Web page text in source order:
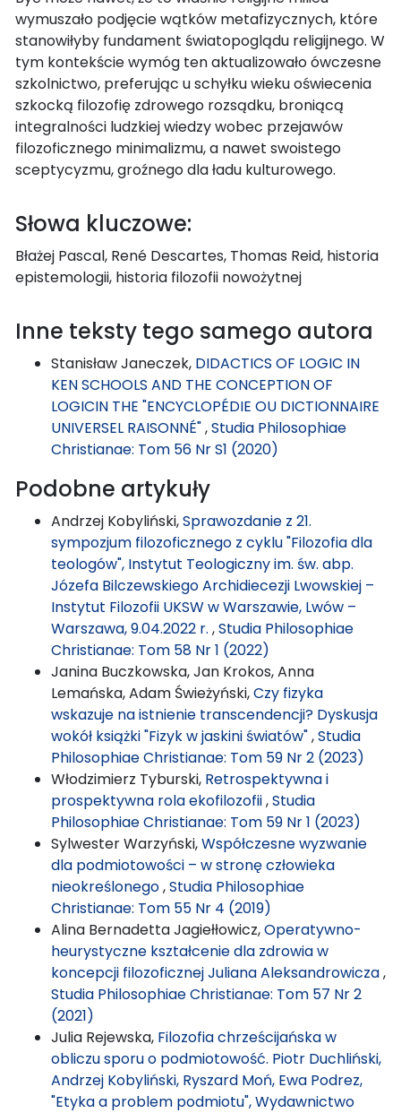
wymuszało podjęcie wątków metafizycznych, które
stanowiłyby fundament światopoglądu religijnego. W
tym kontekście wymóg ten aktualizowało ówczesne
szkolnictwo, preferując u schyłku wieku oświecenia
szkocką filozofię zdrowego rozsądku, broniącą
integralności ludzkiej wiedzy wobec przejawów
filozoficznego minimalizmu, a nawet swoistego
sceptycyzmu, groźnego dla ładu kulturowego.
Słowa kluczowe:
Błażej Pascal, René Descartes, Thomas Reid, historia
epistemologii, historia filozofii nowożytnej
Inne teksty tego samego autora
Stanisław Janeczek, DIDACTICS OF LOGIC IN
KEN SCHOOLS AND THE CONCEPTION OF
LOGICIN THE "ENCYCLOPÉDIE OU DICTIONNAIRE
UNIVERSEL RAISONNÉ",Studia Philosophiae
Christianae: Tom 56 Nr S1 (2020)
Podobne artykuły
Andrzej Kobyliński,Sprawozdanie z 21.
sympozjum filozoficznego z cyklu "Filozofia dla
teologów", Instytut Teologiczny im. św. abp.
Józefa Bilczewskiego Archidiecezji Lwowskiej –
Instytut Filozofii UKSW w Warszawie, Lwów –
Warszawa, 9.04.2022 r. ,Studia Philosophiae
Christianae: Tom 58 Nr 1 (2022)
Janina Buczkowska, Jan Krokos, Anna
Lemańska, Adam Świeżyński,Czy fizyka
wskazuje na istnienie transcendencji? Dyskusja
wokół książki "Fizyk w jaskini światów",Studia
Philosophiae Christianae: Tom 59 Nr 2 (2023)
Włodzimierz Tyburski, Retrospektywna i
prospektywna rola ekofilozofii,Studia
Philosophiae Christianae: Tom 59 Nr 1 (2023)
Sylwester Warzyński,Współczesne wyzwanie
dla podmiotowości – w stronę człowieka
nieokreślonego,Studia Philosophiae
Christianae: Tom 55 Nr 4 (2019)
Alina Bernadetta Jagiełłowicz,Operatywno-
heurystyczne kształcenie dla zdrowia w
koncepcji filozoficznej Juliana Aleksandrowicza,
Studia Philosophiae Christianae: Tom 57 Nr 2
(2021)
Julia Rejewska, Filozofia chrześcijańska w
obliczu sporu o podmiotowość. Piotr Duchliński,
Andrzej Kobyliński, Ryszard Moń, Ewa Podrez,
"Etyka a problem podmiotu", Wydawnictwo